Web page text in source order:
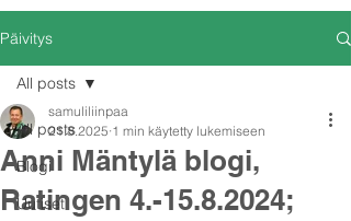
Päivitys
All posts
Blogi
Uutiset
All posts
Anni Mäntylä blogi,
Ratingen 4.-15.8.2024;
samuliliinpaa
21.8.2025 1 min käytetty lukemiseen